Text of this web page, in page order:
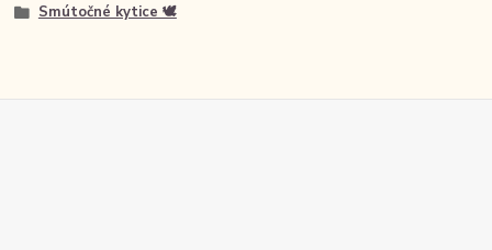
Smútočné kytice 🕊️